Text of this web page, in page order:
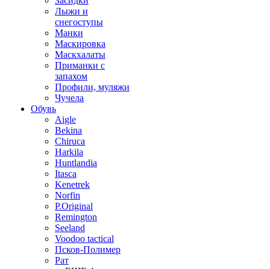
Лыжи и
снегоступы
Манки
Маскировка
Маскхалаты
Приманки с
запахом
Профили, муляжи
Чучела
Обувь
Aigle
Bekina
Chiruсa
Harkila
Huntlandia
Itasca
Kenetrek
Norfin
P.Original
Remington
Seeland
Voodoo tactical
Псков-Полимер
Рат